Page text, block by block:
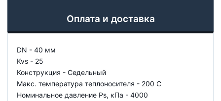
Оплата и доставка
DN - 40 мм
Kvs - 25
Конструкция - Седельный
Макс. температура теплоносителя - 200 С
Номинальное давление Ps, кПа - 4000